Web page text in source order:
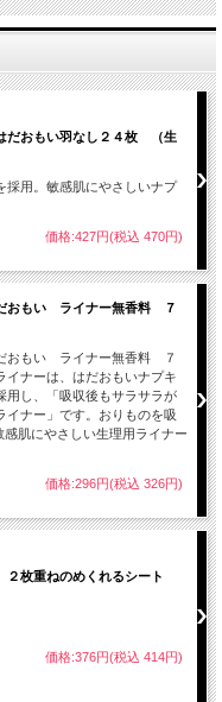
おもい羽なし２４枚 （生
採用。敏感肌にやさしいナプ
価格:427円(税込 470円)
もい ライナー無香料 ７
おもい ライナー無香料 ７
イナーは、はだおもいナプキ
用し、「吸収後もサラサラが
イナー」です。おりものを吸
肌にやさしい生理用ライナー
価格:296円(税込 326円)
枚重ねのめくれるシート
価格:376円(税込 414円)